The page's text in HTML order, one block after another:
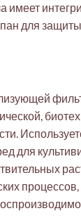
имеет
для
для